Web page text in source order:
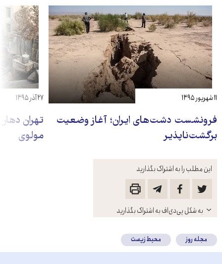
این مطلب را به اشتراک بگذارید
باز
کنید
به شکل پی‌دی‌اف به اشتراک بگذارید
فرونشست دشت‌های ایران؛ آغاز وضعیت
برگشت‌ناپذیر
۱۱ شهریور ۱۳۹۵
مولوی
۲۷ آذر ۱۳۹۵
مجله روز محیط زیست